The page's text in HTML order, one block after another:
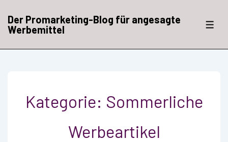
Zum
InhaltDer Promarketing-Blog für angesagte
Werbemittel
Kategorie: Sommerliche
Werbeartikel